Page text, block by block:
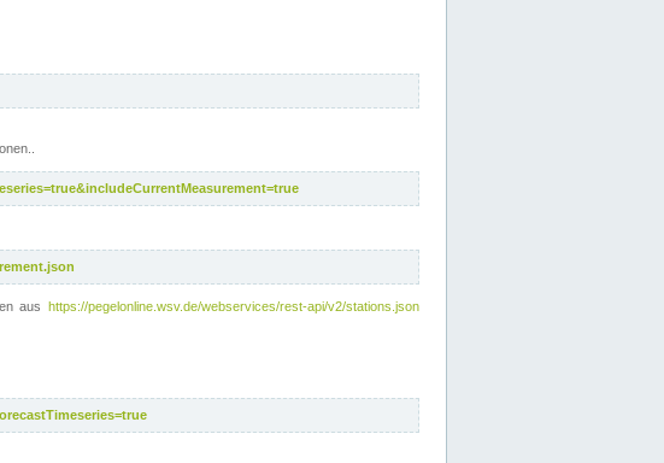
aushttps://pegelonline.wsv.de/webservices/rest-api/v2/stations.json